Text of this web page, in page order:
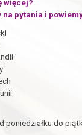
więcej?
na pytania i
poniedziałku do